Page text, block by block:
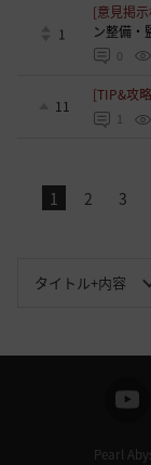
1
[意見掲
ン整備・
0
11
[TIP&攻
1
1 2 3
Pearl